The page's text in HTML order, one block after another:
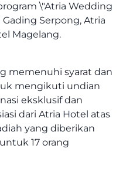
\"Atria Wedding
Serpong, Atria
Magelang.
memenuhi syarat dan
mengikuti undian
eksklusif dan
dari Atria Hotel atas
yang diberikan
17 orang